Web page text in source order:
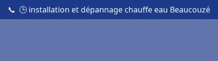
📞 🕒 installation et dépannage chauffe eau Beaucouzé